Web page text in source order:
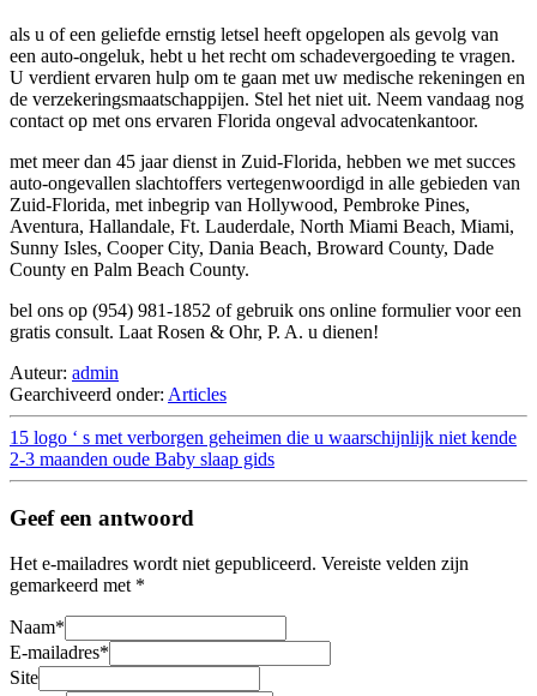
als u of een geliefde ernstig letsel heeft opgelopen als gevolg van
een auto-ongeluk, hebt u het recht om schadevergoeding te vragen.
U verdient ervaren hulp om te gaan met uw medische rekeningen en
de verzekeringsmaatschappijen. Stel het niet uit. Neem vandaag nog
contact op met ons ervaren Florida ongeval advocatenkantoor.
met meer dan 45 jaar dienst in Zuid-Florida, hebben we met succes
auto-ongevallen slachtoffers vertegenwoordigd in alle gebieden van
Zuid-Florida, met inbegrip van Hollywood, Pembroke Pines,
Aventura, Hallandale, Ft. Lauderdale, North Miami Beach, Miami,
Sunny Isles, Cooper City, Dania Beach, Broward County, Dade
County en Palm Beach County.
bel ons op (954) 981-1852 of gebruik ons online formulier voor een
gratis consult. Laat Rosen & Ohr, P. A. u dienen!
Auteur: admin
Gearchiveerd onder: Articles
15 logo ‘ s met verborgen geheimen die u waarschijnlijk niet kende
2-3 maanden oude Baby slaap gids
Geef een antwoord
Het e-mailadres wordt niet gepubliceerd. Vereiste velden zijn
gemarkeerd met *
Naam*
E-mailadres*
Site